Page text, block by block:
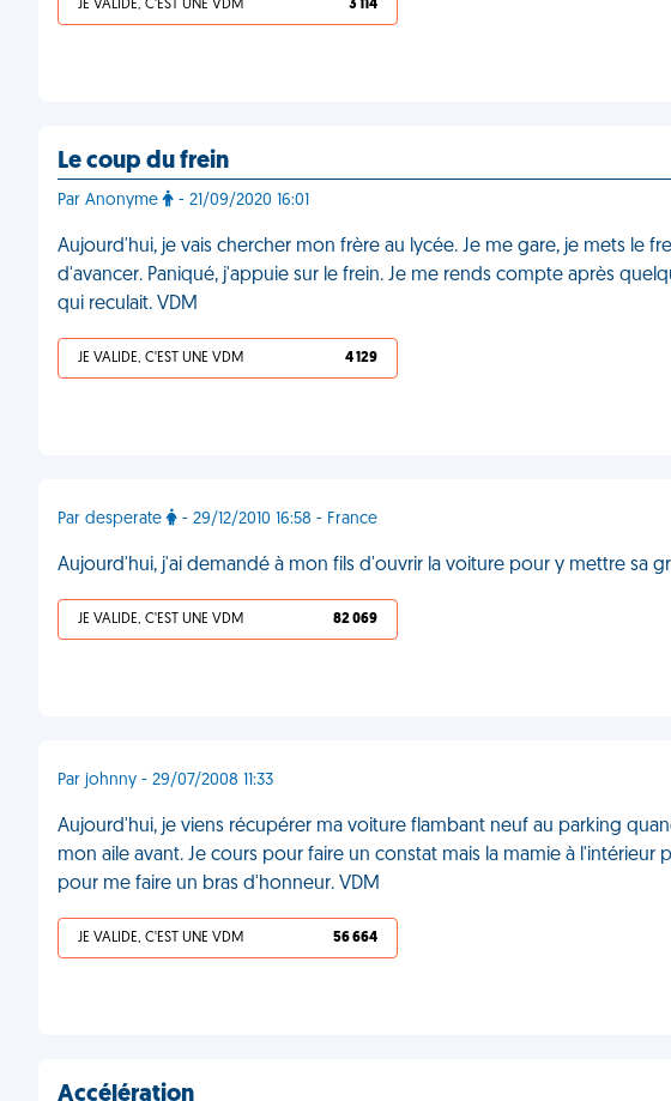
JE VALIDE, C'EST UNE VDM 3 114
Le coup du frein
Par Anonyme - 21/09/2020 16:01
Aujourd'hui, je vais chercher mon frère au lycée. Je me gare, je mets le
d'avancer. Paniqué, j'appuie sur le frein. Je me rends compte après
qui reculait. VDM
JE VALIDE, C'EST UNE VDM 4 129
Par desperate - 29/12/2010 16:58 - France
Aujourd'hui, j'ai demandé à mon fils d'ouvrir la voiture pour y mettre sa
JE VALIDE, C'EST UNE VDM 82 069
Par johnny - 29/07/2008 11:33
Aujourd'hui, je viens récupérer ma voiture flambant neuf au parking
mon aile avant. Je cours pour faire un constat mais la mamie à l'intérieur
pour me faire un bras d'honneur. VDM
JE VALIDE, C'EST UNE VDM 56 664
Accélération